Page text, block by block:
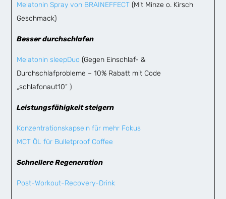
Melatonin Spray von BRAINEFFECT (Mit Minze o. Kirsch
Geschmack)
Besser durchschlafen
Melatonin sleepDuo (Gegen Einschlaf- &
Durchschlafprobleme – 10% Rabatt mit Code
„schlafonaut10“ )
Leistungsfähigkeit steigern
Konzentrationskapseln für mehr Fokus
MCT ÖL für Bulletproof Coffee
Schnellere Regeneration
Post-Workout-Recovery-Drink